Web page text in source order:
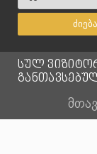
ძიება
სულ